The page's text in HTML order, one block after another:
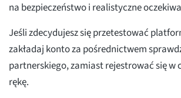
na bezpieczeństwo i realistyczne
Jeśli zdecydujesz się przetestować
zakładaj konto za pośrednictwem
partnerskiego, zamiast rejestrować się w
rękę.